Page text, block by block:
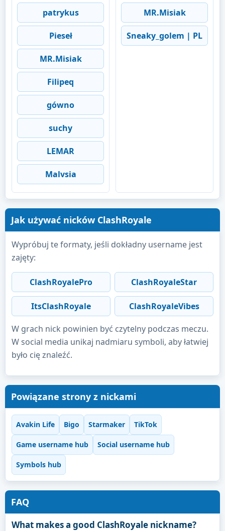
patrykus
Pieseł
MR.Misiak
Filipeq
gówno
suchy
LEMAR
Malvsia
MR.Misiak
Sneaky_golem | PL
Jak używać nicków ClashRoyale
Wypróbuj te formaty, jeśli dokładny username jest
zajęty:
ClashRoyalePro ClashRoyaleStar
ItsClashRoyale ClashRoyaleVibes
W grach nick powinien być czytelny podczas meczu.
W social media unikaj nadmiaru symboli, aby łatwiej
było cię znaleźć.
Powiązane strony z nickami
Avakin Life Bigo Starmaker TikTok
Game username hub Social username hub
Symbols hub
FAQ
What makes a good ClashRoyale nickname?